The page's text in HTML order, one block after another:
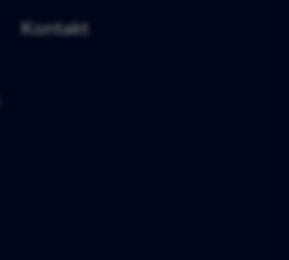
Kontakt